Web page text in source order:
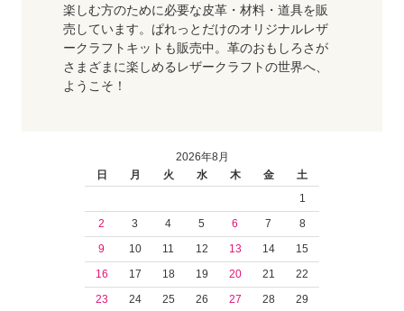
楽しむ方のために必要な皮革・材料・道具を販
売しています。ぱれっとだけのオリジナルレザ
ークラフトキットも販売中。革のおもしろさが
さまざまに楽しめるレザークラフトの世界へ、
ようこそ！
2026年8月
日
月 火 水 木 金
土
1
2
3 4 5 6 7
8
9
10 11 12 13 14
15
16
17 18 19 20 21
22
23
24 25 26 27 28
29